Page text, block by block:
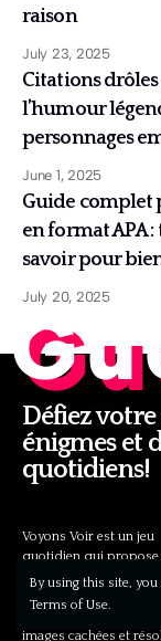
By using this site, you
Terms of Use.
raison
July 23, 2025
Citations drôles
l’humour
personnages
June 1, 2025
Guide complet
en format APA
savoir pour
July 20, 2025
Défiez
énigmes et
quotidiens!
Voyons Voir est un jeu
quotidien qui propose
énigmes stimulantes et
stéréogrammes
images cachées et